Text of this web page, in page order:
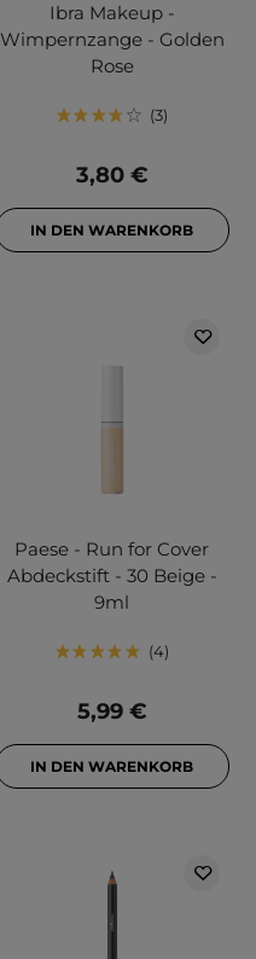
Ibra Makeup -
Wimpernzange - Golden
Rose
3
3,80 €
IN DEN WARENKORB
Paese - Run for Cover
Abdeckstift - 30 Beige -
9ml
4
5,99 €
IN DEN WARENKORB